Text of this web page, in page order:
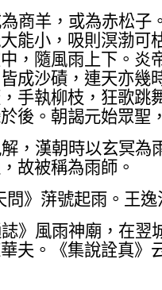
商羊，或為赤松
能小，吸則溟渤
，隨風雨上下。
成沙磧，連天亦
手執柳枝，狂歌
後。朝謁元始眾聖
，漢朝時以玄冥
故被稱為雨師。
》蓱號起雨。王
》風雨神廟，在
夫。《集說詮真》